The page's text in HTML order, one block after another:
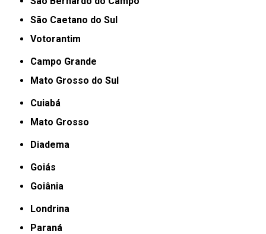
São Caetano do Sul
Votorantim
Campo Grande
Mato Grosso do Sul
Cuiabá
Mato Grosso
Diadema
Goiás
Goiânia
Londrina
Paraná